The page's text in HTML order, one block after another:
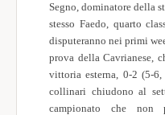
Segno, dominatore della
stesso Faedo, quarto
disputeranno nei primi
prova della Cavrianese,
vittoria esterna, 0-2 (5-
collinari chiudono al
campionato che non